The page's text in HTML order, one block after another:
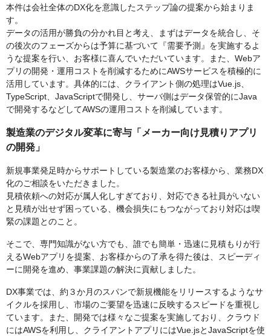
本件は会社全体のDX化を意識したステップ論の提案から始まりま
す。
データの活用が勝負の分かれ目と考え、まずはデータを統合し、そ
の後次のフェーズからは予算に基づいて『需要予測』を実施するよ
うな提案を行い、お客様に喜んでいただいています。また、Webア
プリの開発・運用コストを削減するためにAWSサービスを積極的に
活用しています。具体的には、クライアント側の処理はVue.js、
TypeScript、JavaScriptで開発し、サーバ側はデータ保管的にJava
で開発するなどしてAWSの運用コストを削減しています。
製造業のデジタル変革に寄与「メーカー向け見積りアプリ
の開発」
新規事業発足時からサポートしている製造業のお客様から、業務DX
化のご相談をいただきました。
見積依頼への対応が属人化しすぎており、対応できる社員がいない
と見積が出せず困っている、機会損失にもつながっており対応は喫
緊の課題とのこと。
そこで、専門知識がない方でも、誰でも簡単・迅速に見積もりが行
えるWebアプリを提案、お客様からの了承を得た後は、スピーディ
ーに開発を進め、事業課題の解決に貢献しました。
DX事業では、約３か月のスパンで新規機能をリリースするようなサ
イクルを採用し、市場のご要望を迅速に反映するスピードを重視し
ています。また、開発では様々なご提案を実施しており、クラウド
にはAWSを利用し、クライアントアプリにはVue.jsとJavaScriptを使